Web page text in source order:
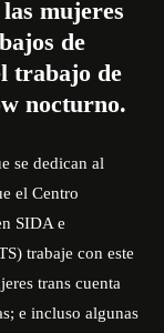
mujeres
de
trabajo de
nocturno.
se dedican al
el Centro
SIDA e
trabaje con este
trans cuenta
e incluso algunas